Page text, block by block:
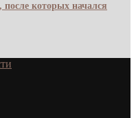
которых начался